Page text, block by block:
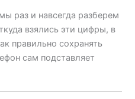
мы раз и навсегда разберем
взялись эти цифры, в
правильно сохранять
сам подставляет